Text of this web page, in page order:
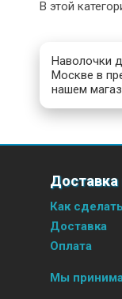
В этой
Наволочки
Москве в
нашем
Доставка
Как
Доставка
Оплата
Мы